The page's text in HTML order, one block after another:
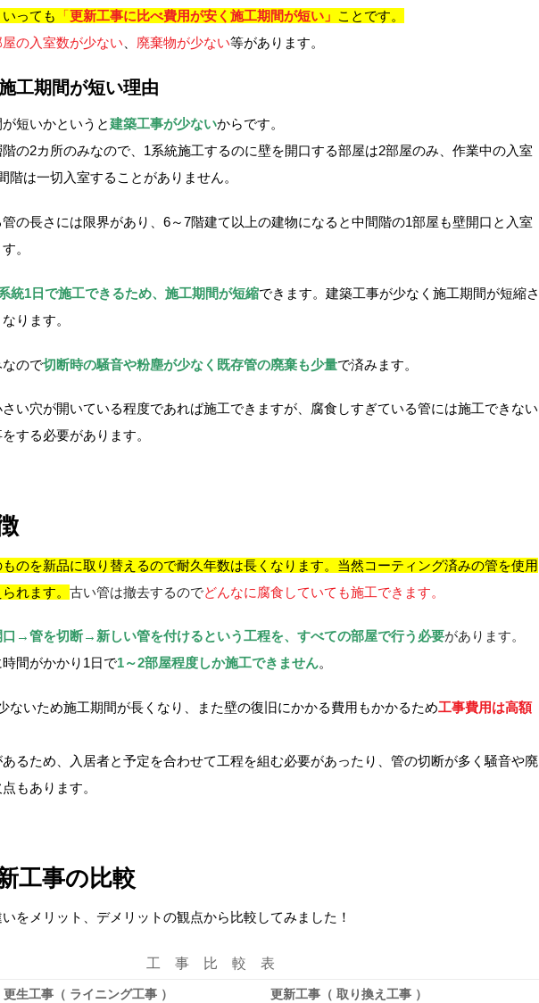
っても 「更新工事に比べ費用が安く施工期間が短い」 ことです。
屋の入室数が少ない 廃棄物が少ない等があります。
工期間が短い理由
短いかというと建築工事が少ないからです。
の2カ所のみなので、1系統施工するのに壁を開口する部屋は2部屋のみ、作業中の入室
階は一切入室することがありません。
の長さには限界があり、6～7階建て以上の建物になると中間階の1部屋も壁開口と入室
。
統1日で施工できるため、施工期間が短縮できます。建築工事が少なく施工期間が短縮さ
ります。
ので切断時の騒音や粉塵が少なく既存管の廃棄も少量で済みます。
い穴が開いている程度であれば施工できますが、腐食しすぎている管には施工できない
する必要があります。
のを新品に取り替えるので耐久年数は長くなります。当然コーティング済みの管を使用
れます。 古い管は撤去するのでどんなに腐食していても施工できます。
口→管を切断→新しい管を付けるという工程を、すべての部屋で行う必要があります。
間がかかり1日で1～2部屋程度しか施工できません。
ないため施工期間が長くなり、また壁の復旧にかかる費用もかかるため工事費用は高額
るため、入居者と予定を合わせて工程を組む必要があったり、管の切断が多く騒音や廃
もあります。
工事の比較
をメリット、デメリットの観点から比較してみました！
工 事 比 較 表
更生工事（ ライニング工事 ） 更新工事（ 取り換え工事 ）